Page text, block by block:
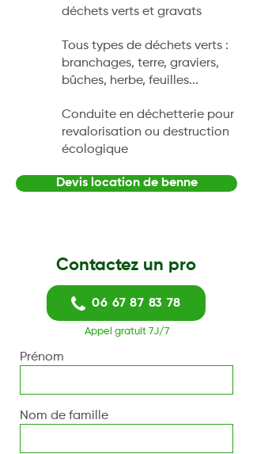
déchets verts et gravats
Tous types de déchets verts :
branchages, terre, graviers,
bûches, herbe, feuilles...
Conduite en déchetterie pour
revalorisation ou destruction
écologique
Devis location de benne
Contactez un pro
06 67 87 83 78
Appel gratuit 7J/7
Prénom
Nom de famille